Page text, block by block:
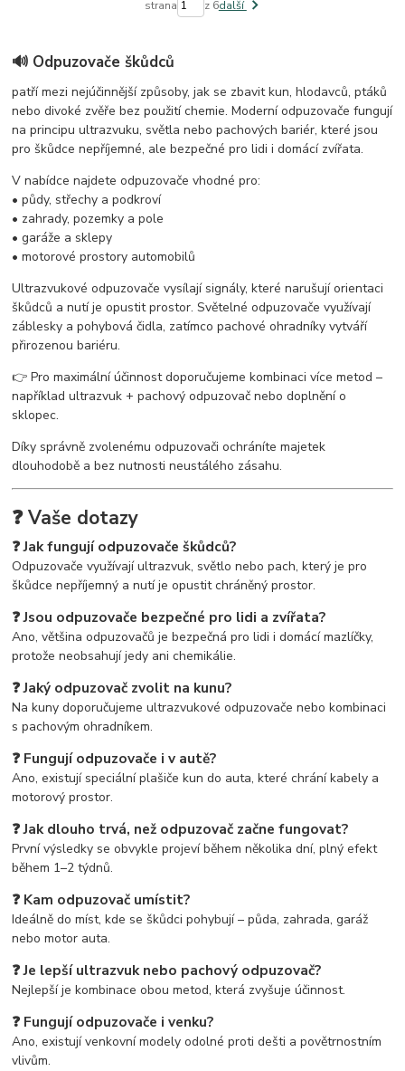
strana z 6další
🔊 Odpuzovače škůdců
patří mezi nejúčinnější způsoby, jak se zbavit kun, hlodavců, ptáků
nebo divoké zvěře bez použití chemie. Moderní odpuzovače fungují
na principu ultrazvuku, světla nebo pachových bariér, které jsou
pro škůdce nepříjemné, ale bezpečné pro lidi i domácí zvířata.
V nabídce najdete odpuzovače vhodné pro:
• půdy, střechy a podkroví
• zahrady, pozemky a pole
• garáže a sklepy
• motorové prostory automobilů
Ultrazvukové odpuzovače vysílají signály, které narušují orientaci
škůdců a nutí je opustit prostor. Světelné odpuzovače využívají
záblesky a pohybová čidla, zatímco pachové ohradníky vytváří
přirozenou bariéru.
👉 Pro maximální účinnost doporučujeme kombinaci více metod –
například ultrazvuk + pachový odpuzovač nebo doplnění o
sklopec.
Díky správně zvolenému odpuzovači ochráníte majetek
dlouhodobě a bez nutnosti neustálého zásahu.
❓ Vaše dotazy
❓ Jak fungují odpuzovače škůdců?
Odpuzovače využívají ultrazvuk, světlo nebo pach, který je pro
škůdce nepříjemný a nutí je opustit chráněný prostor.
❓ Jsou odpuzovače bezpečné pro lidi a zvířata?
Ano, většina odpuzovačů je bezpečná pro lidi i domácí mazlíčky,
protože neobsahují jedy ani chemikálie.
❓ Jaký odpuzovač zvolit na kunu?
Na kuny doporučujeme ultrazvukové odpuzovače nebo kombinaci
s pachovým ohradníkem.
❓ Fungují odpuzovače i v autě?
Ano, existují speciální plašiče kun do auta, které chrání kabely a
motorový prostor.
❓ Jak dlouho trvá, než odpuzovač začne fungovat?
První výsledky se obvykle projeví během několika dní, plný efekt
během 1–2 týdnů.
❓ Kam odpuzovač umístit?
Ideálně do míst, kde se škůdci pohybují – půda, zahrada, garáž
nebo motor auta.
❓ Je lepší ultrazvuk nebo pachový odpuzovač?
Nejlepší je kombinace obou metod, která zvyšuje účinnost.
❓ Fungují odpuzovače i venku?
Ano, existují venkovní modely odolné proti dešti a povětrnostním
vlivům.